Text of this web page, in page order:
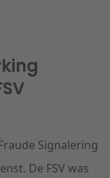
Signalering
De FSV was